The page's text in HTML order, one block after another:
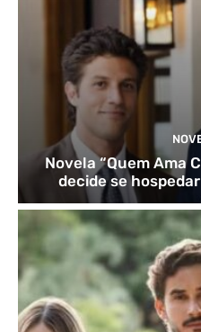
Novela “Quem Ama
decide se